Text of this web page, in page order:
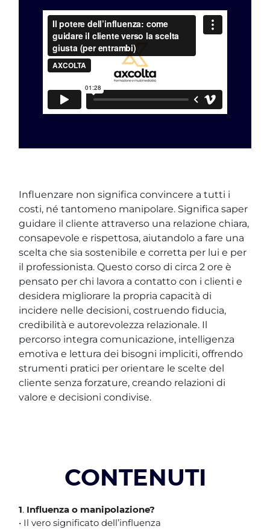
Influenzare non significa convincere a tutti i
costi, né tantomeno manipolare. Significa saper
guidare il cliente attraverso una relazione chiara,
consapevole e rispettosa, aiutandolo a fare una
scelta che sia sostenibile e corretta per lui e per
il professionista. Questo corso di circa 2 ore è
pensato per chi lavora a contatto con i clienti e
desidera migliorare la propria capacità di
incidere nelle decisioni, costruendo fiducia,
credibilità e autorevolezza relazionale. Il
percorso integra comunicazione, intelligenza
emotiva e lettura dei bisogni impliciti, offrendo
strumenti pratici per orientare le scelte del
cliente senza forzature, creando relazioni di
valore e decisioni condivise.
CONTENUTI
1. Influenza o manipolazione?
• Il vero significato dell’influenza